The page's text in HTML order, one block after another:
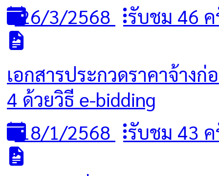
26/3/2568 รับชม 46 ค
เอกสารประกวดราคาจ้าง
4 ด้วยวิธี e-bidding
18/1/2568 รับชม 43 ค